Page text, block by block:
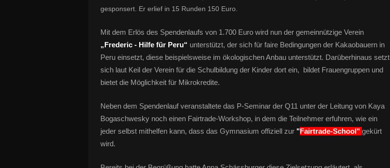
gesponsert. Er erlief in 15 Runden 150 Euro.
Mit dem Erlös des Spendenlaufs von 1.700 Euro wird nun der gemeinnützige Verein
„Frederic - Hilfe für Peru“ unterstützt, der sich für faire Bedingungen der Kakaobauern in
Peru einsetzt, diese beispielsweise im ökologischen Anbau unterstützt. Darüberhinaus setzt
sich laut Keil der Verein für die Schulbildung der Kinder dort ein, bildet Frauengruppen und
bietet die Möglichkeit für Mikrokredite.
Neben dem Spendenlauf veranstaltete das P-Seminar der Q11 unter der Leitung von Kaya
Bogaschwesky noch einen Fairtrade-Workshop, in dem die Teilnehmer erfuhren, wie ein
jeder selbst mithelfen kann, dass das Gymnasium offiziell zur "Fairtrade-School" gekürt
wird.